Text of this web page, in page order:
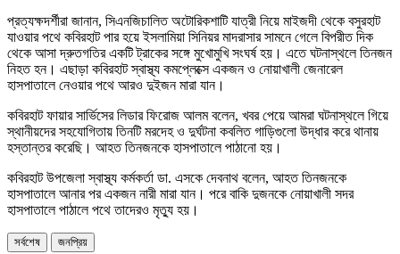
প্রত্যক্ষদর্শীরা জানান, সিএনজিচালিত অটোরিকশাটি যাত্রী নিয়ে মাইজদী থেকে বসুরহাট
যাওয়ার পথে কবিরহাট পার হয়ে ইসলামিয়া সিনিয়র মাদরাসার সামনে গেলে বিপরীত দিক
থেকে আসা দ্রুতগতির একটি ট্রাকের সঙ্গে মুখোমুখি সংঘর্ষ হয়। এতে ঘটনাস্থলে তিনজন
নিহত হন। এছাড়া কবিরহাট স্বাস্থ্য কমপ্লেক্সে একজন ও নোয়াখালী জেনারেল
হাসপাতালে নেওয়ার পথে আরও দুইজন মারা যান।
কবিরহাট ফায়ার সার্ভিসের লিডার ফিরোজ আলম বলেন, খবর পেয়ে আমরা ঘটনাস্থলে গিয়ে
স্থানীয়দের সহযোগিতায় তিনটি মরদেহ ও দুর্ঘটনা কবলিত গাড়িগুলো উদ্ধার করে থানায়
হস্তান্তর করেছি। আহত তিনজনকে হাসপাতালে পাঠানো হয়।
কবিরহাট উপজেলা স্বাস্থ্য কর্মকর্তা ডা. এসকে দেবনাথ বলেন, আহত তিনজনকে
হাসপাতালে আনার পর একজন নারী মারা যান। পরে বাকি দুজনকে নোয়াখালী সদর
হাসপাতালে পাঠালে পথে তাদেরও মৃত্যু হয়।
সর্বশেষ জনপ্রিয়